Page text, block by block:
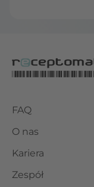
FAQ
O nas
Kariera
Zespół